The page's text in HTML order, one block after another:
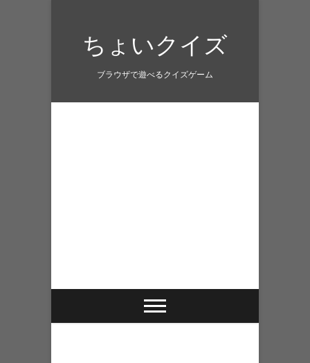
ちょいクイズ
ブラウザで遊べるクイズゲーム